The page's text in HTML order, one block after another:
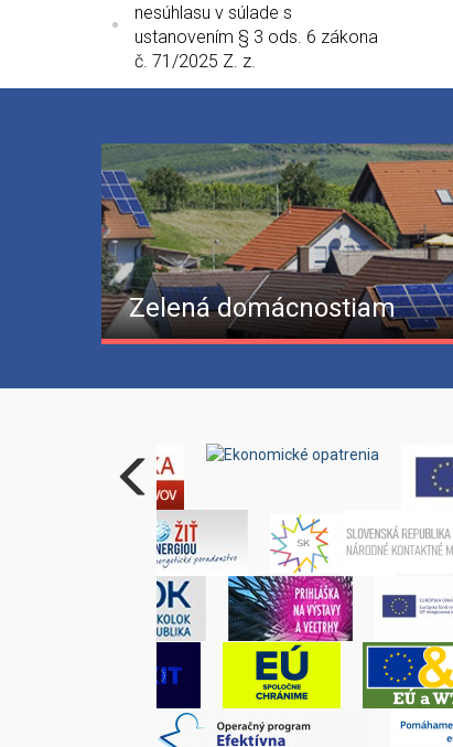
nesúhlasu v súlade s
ustanovením § 3 ods. 6 zákona
č. 71/2025 Z. z.
Zelená domácnostiam